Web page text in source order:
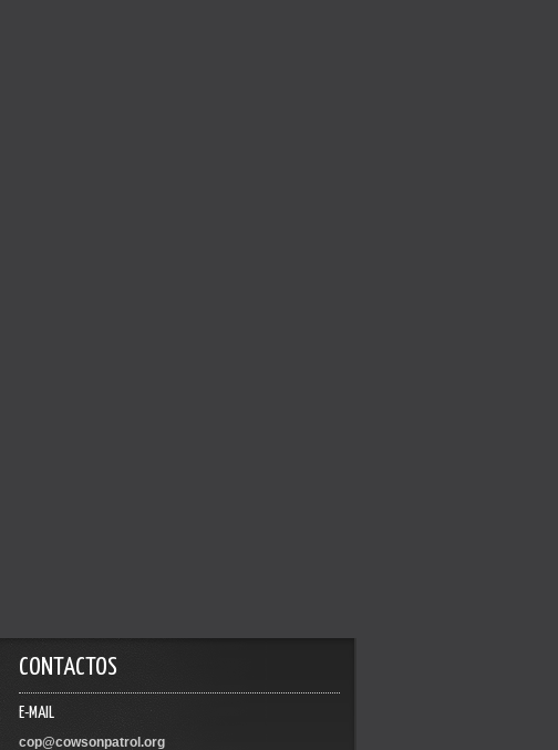
CONTACTOS
E-MAIL
cop@cowsonpatrol.org